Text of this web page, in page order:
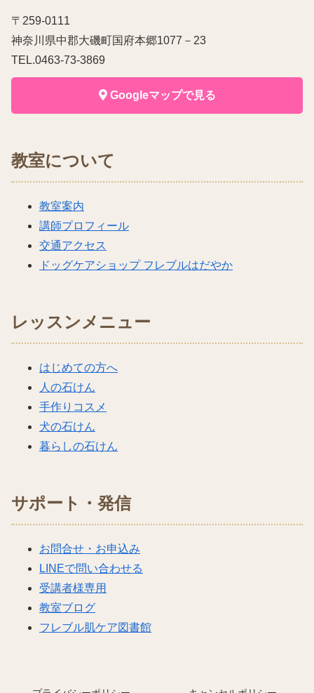
〒259-0111
神奈川県中郡大磯町国府本郷1077－23
TEL.0463-73-3869
Googleマップで見る
教室について
教室案内
講師プロフィール
交通アクセス
ドッグケアショップ フレブルはだやか
レッスンメニュー
はじめての方へ
人の石けん
手作りコスメ
犬の石けん
暮らしの石けん
サポート・発信
お問合せ・お申込み
LINEで問い合わせる
受講者様専用
教室ブログ
フレブル肌ケア図書館